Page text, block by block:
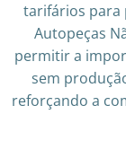
tarifários para
Autopeças
permitir a
sem
reforçando a